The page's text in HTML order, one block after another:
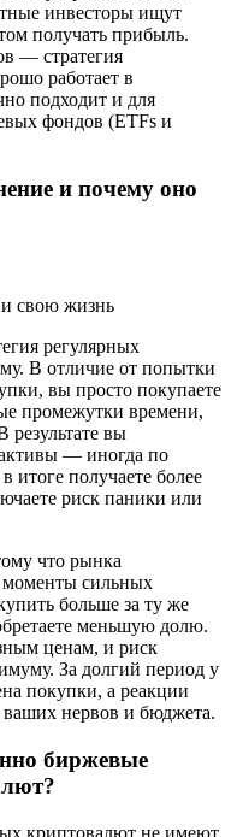
инвесторы ищут
получать прибыль.
— стратегия
работает в
подходит и для
фондов (ETFs и
и почему оно
свою жизнь
регулярных
В отличие от попытки
вы просто покупаете
промежутки времени,
результате вы
— иногда по
итоге получаете более
риск паники или
что рынка
моменты сильных
больше за ту же
меньшую долю.
ценам, и риск
За долгий период у
покупки, а реакции
нервов и бюджета.
биржевые
криптовалют не имеют